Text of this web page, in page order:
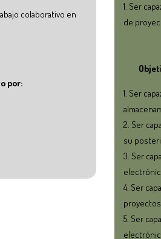
colaborativo en
por:
Ser
de
Ser
Ser
su
Ser
Ser
Ser